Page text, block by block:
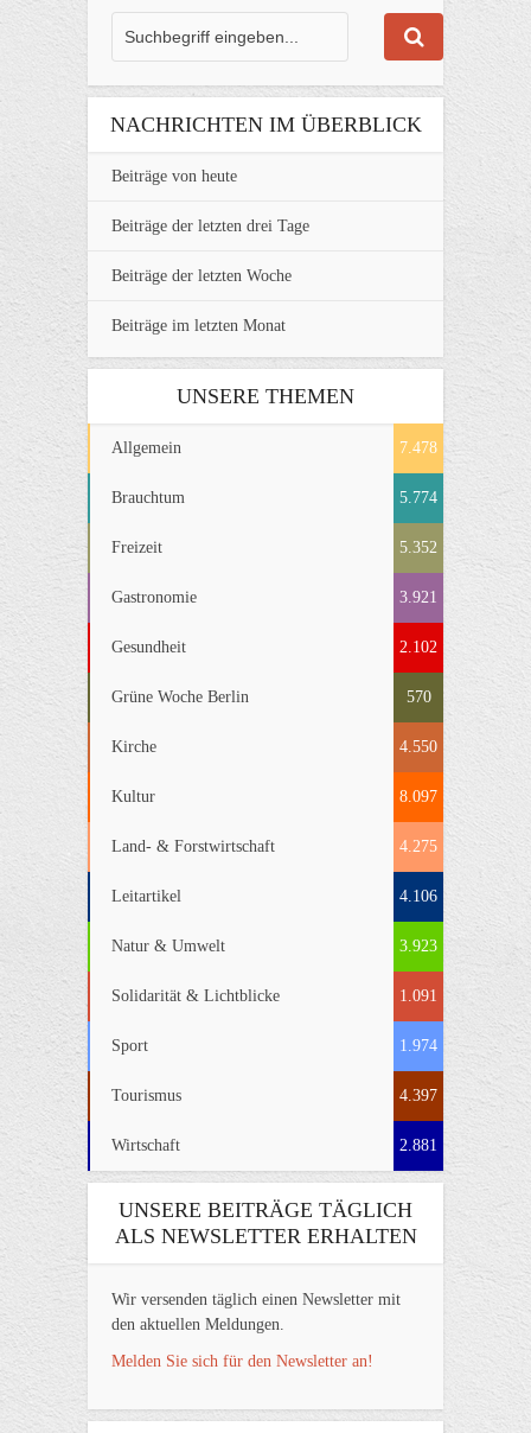
NACHRICHTEN IM ÜBERBLICK
Beiträge von heute
Beiträge der letzten drei Tage
Beiträge der letzten Woche
Beiträge im letzten Monat
UNSERE THEMEN
Allgemein 7.478
Brauchtum 5.774
Freizeit 5.352
Gastronomie 3.921
Gesundheit 2.102
Grüne Woche Berlin 570
Kirche 4.550
Kultur 8.097
Land- & Forstwirtschaft 4.275
Leitartikel 4.106
Natur & Umwelt 3.923
Solidarität & Lichtblicke 1.091
Sport 1.974
Tourismus 4.397
Wirtschaft 2.881
UNSERE BEITRÄGE TÄGLICH
ALS NEWSLETTER ERHALTEN
Wir versenden täglich einen Newsletter mit
den aktuellen Meldungen.
Melden Sie sich für den Newsletter an!